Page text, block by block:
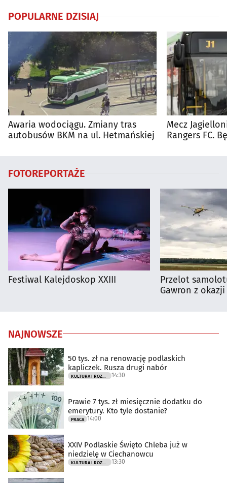
POPULARNE DZISIAJ
Awaria wodociągu. Zmiany tras
autobusów BKM na ul. Hetmańskiej
Mecz
Rangers FC.
FOTOREPORTAŻE
Festiwal Kalejdoskop XXIII
Przelot
Gawron z
NAJNOWSZE
50 tys. zł na renowację podlaskich
kapliczek. Rusza drugi nabór
KULTURA I ROZRYWKA 14:30
Prawie 7 tys. zł miesięcznie dodatku do
emerytury. Kto tyle dostanie?
PRACA 14:00
XXIV Podlaskie Święto Chleba już w
niedzielę w Ciechanowcu
KULTURA I ROZRYWKA 13:30